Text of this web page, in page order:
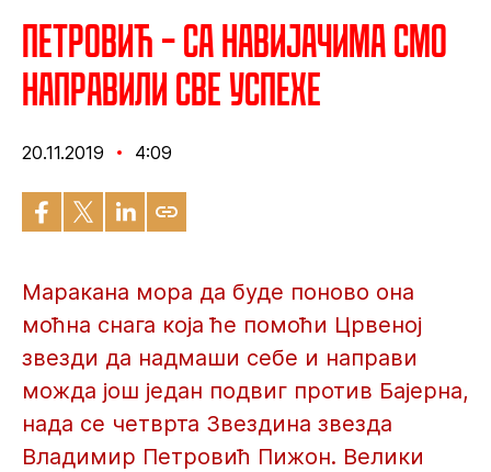
Петровић – Са навијачима смо
направили све успехе
20.11.2019 4:09
Маракана мора да буде поново она
моћна снага која ће помоћи Црвеној
звезди да надмаши себе и направи
можда још један подвиг против Бајерна,
нада се четврта Звездина звезда
Владимир Петровић Пижон. Велики